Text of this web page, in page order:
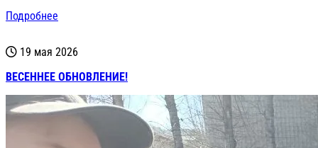
Подробнее
19 мая 2026
ВЕСЕННЕЕ ОБНОВЛЕНИЕ!